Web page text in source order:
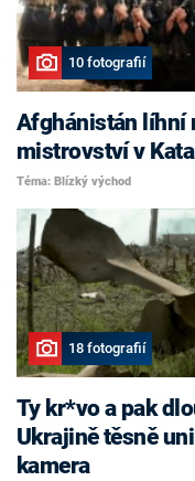
10 fotografií
Afghánistán líhní
mistrovství v
Téma: Blízký východ
18 fotografií
Ty kr*vo a pak
Ukrajině těsně
kamera